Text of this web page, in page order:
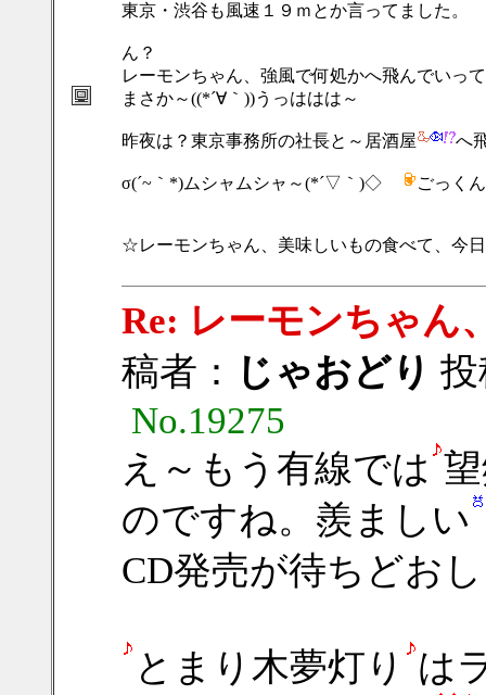
東京・渋谷も風速１９ｍとか言ってました。
ん？
レーモンちゃん、強風で何処かへ飛んでいっ
まさか～((*´∀｀))うっははは～
昨夜は？東京事務所の社長と～居酒屋 へ
σ(´~｀*)ムシャムシャ～(*´▽｀)◇ゞ ごっく
☆レーモンちゃん、美味しいもの食べて、今
Re: レーモンちゃん
稿者： じゃおどり 投
No.19275
え～もう有線では
のですね。羨ましい
CD発売が待ちどお
とまり木夢灯り は